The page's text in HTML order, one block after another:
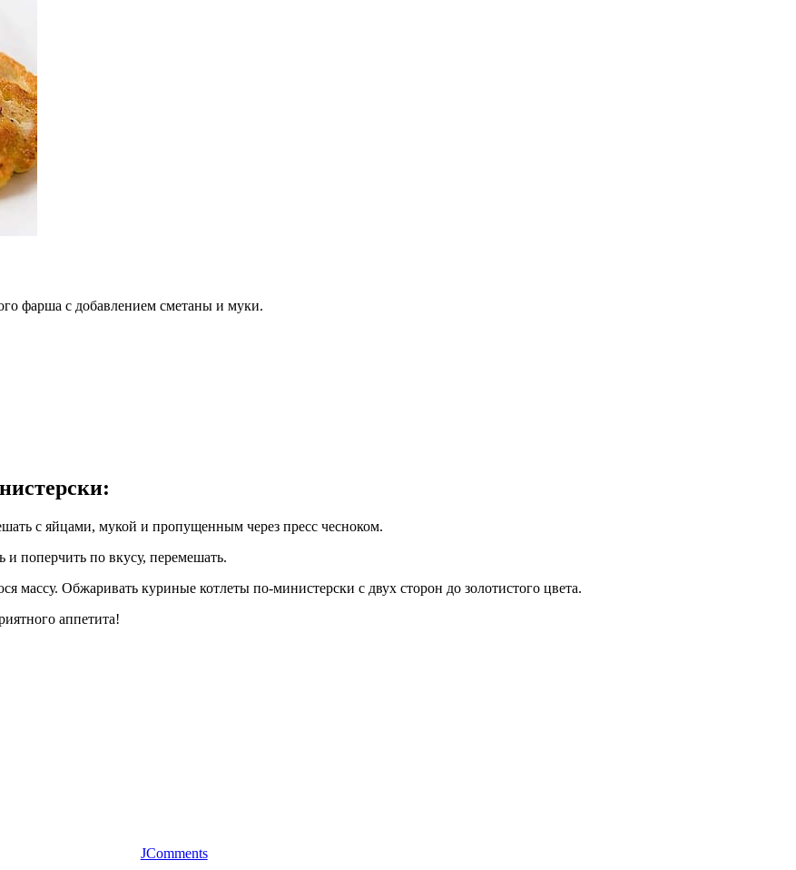
фарша с добавлением сметаны и муки.
:
с яйцами, мукой и пропущенным через пресс чесноком.
и поперчить по вкусу, перемешать.
Обжаривать куриные котлеты по-министерски с двух сторон до золотистого цвета.
аппетита!
JComments